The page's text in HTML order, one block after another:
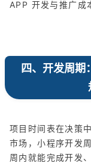
APP 开发与推广成
四、开发周期
项目时间表在决策
市场，小程序开发
周内就能完成开发